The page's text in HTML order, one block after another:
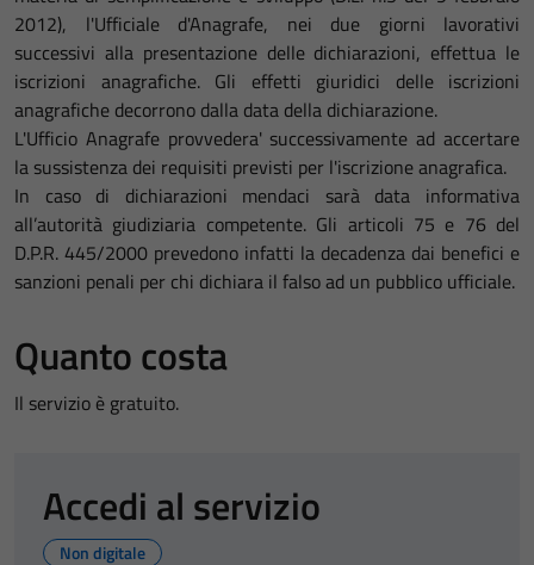
2012), l'Ufficiale d'Anagrafe, nei due giorni lavorativi
successivi alla presentazione delle dichiarazioni, effettua le
iscrizioni anagrafiche. Gli effetti giuridici delle iscrizioni
anagrafiche decorrono dalla data della dichiarazione.
L'Ufficio Anagrafe provvedera' successivamente ad accertare
la sussistenza dei requisiti previsti per l'iscrizione anagrafica.
In caso di dichiarazioni mendaci sarà data informativa
all’autorità giudiziaria competente. Gli articoli 75 e 76 del
D.P.R. 445/2000 prevedono infatti la decadenza dai benefici e
sanzioni penali per chi dichiara il falso ad un pubblico ufficiale.
Quanto costa
Il servizio è gratuito.
Accedi al servizio
Non digitale